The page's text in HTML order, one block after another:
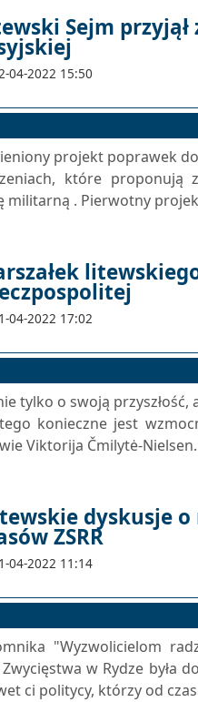
Sejm
04-2022 15:50
projekt poprawek
które proponują
militarną . Pierwotny
04-2022 17:02
tylko o swoją
konieczne jest
Viktorija Čmilytė-
dyskusje
ZSRR
04-2022 11:14
"Wyzwolicielom
w Rydze była
ci politycy, którzy od